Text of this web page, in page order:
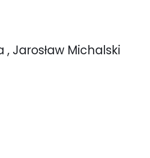
, Jarosław Michalski